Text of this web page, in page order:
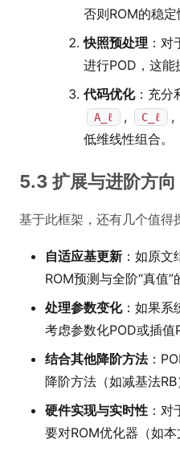
否则ROM的稳定
快照预处理 ：
进行POD，这能
代码优化：充分
A_ℓ , C_ℓ ,
低维线性组合。
5.3 扩展与进阶方向
基于此框架，还有几个值得
自适应基更新 ：如原
ROM预测与全阶“真值
处理参数变化：如果系
考虑参数化POD或插
结合其他降阶方法：
降阶方法（如减基法
硬件实现与实时性 ：
要对ROM优化器（如